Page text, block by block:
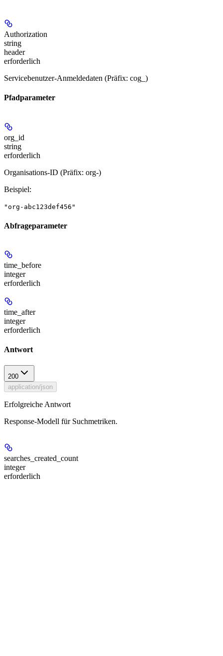
Authorization
string
header
erforderlich
Servicebenutzer-Anmeldedaten (Präfix: cog_)
Pfadparameter
org_id
string
erforderlich
Organisations-ID (Präfix: org-)
Beispiel:
"org-abc123def456"
Abfrageparameter
time_before
integer
erforderlich
time_after
integer
erforderlich
Antwort
200
application/json
Erfolgreiche Antwort
Response-Modell für Suchmetriken.
searches_created_count
integer
erforderlich